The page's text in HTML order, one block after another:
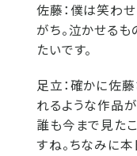
佐藤：僕は笑わ
がち。泣かせる
たいです。
足立：確かに佐
れるような作品
誰も今まで見た
すね。ちなみに